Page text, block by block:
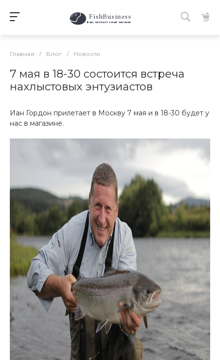
FishBusiness
Ваш нахлыстовый магазин
Главная / Блог / Новости
7 мая в 18-30 состоится встреча
нахлыстовых энтузиастов
Иан Гордон прилетает в Москву 7 мая и в 18-30 будет у
нас в магазине.